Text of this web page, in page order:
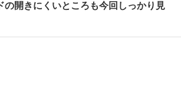
開きにくいところも今回しっかり見